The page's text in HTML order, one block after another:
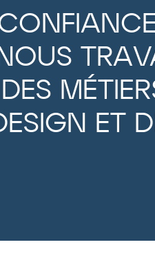
ET